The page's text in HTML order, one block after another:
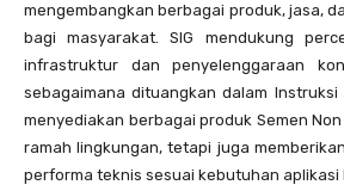
mengembangkan berbagai produk, jasa,
bagi masyarakat. SIG mendukung
infrastruktur dan penyelenggaraan
sebagaimana dituangkan dalam Instruksi
menyediakan berbagai produk Semen
ramah lingkungan, tetapi juga
performa teknis sesuai kebutuhan aplikasi